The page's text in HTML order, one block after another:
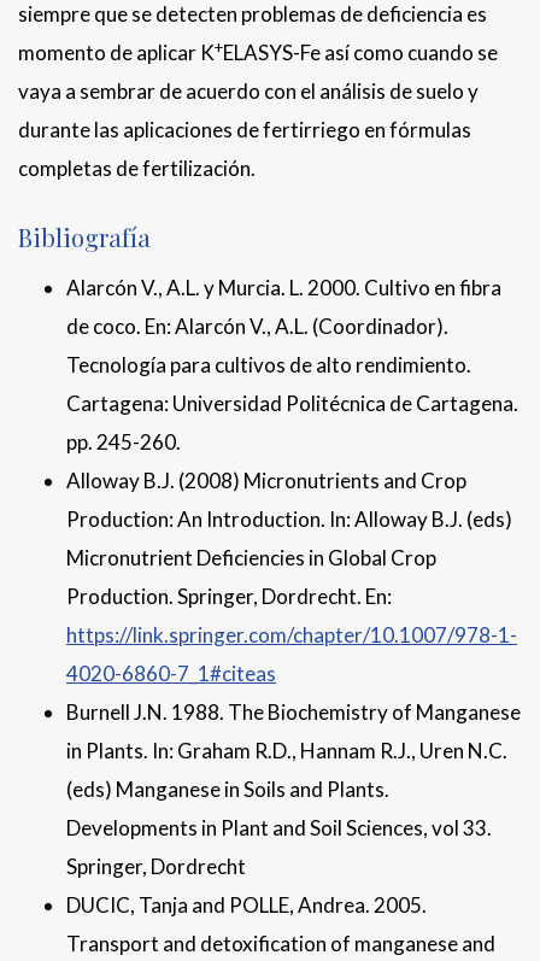
siempre que se detecten problemas de deficiencia es
momento de aplicar K+ELASYS-Fe así como cuando se
vaya a sembrar de acuerdo con el análisis de suelo y
durante las aplicaciones de fertirriego en fórmulas
completas de fertilización.
Bibliografía
Alarcón V., A.L. y Murcia. L. 2000. Cultivo en fibra
de coco. En: Alarcón V., A.L. (Coordinador).
Tecnología para cultivos de alto rendimiento.
Cartagena: Universidad Politécnica de Cartagena.
pp. 245-260.
Alloway B.J. (2008) Micronutrients and Crop
Production: An Introduction. In: Alloway B.J. (eds)
Micronutrient Deficiencies in Global Crop
Production. Springer, Dordrecht. En:
https://link.springer.com/chapter/10.1007/978-1-
4020-6860-7_1#citeas
Burnell J.N. 1988. The Biochemistry of Manganese
in Plants. In: Graham R.D., Hannam R.J., Uren N.C.
(eds) Manganese in Soils and Plants.
Developments in Plant and Soil Sciences, vol 33.
Springer, Dordrecht
DUCIC, Tanja and POLLE, Andrea. 2005.
Transport and detoxification of manganese and